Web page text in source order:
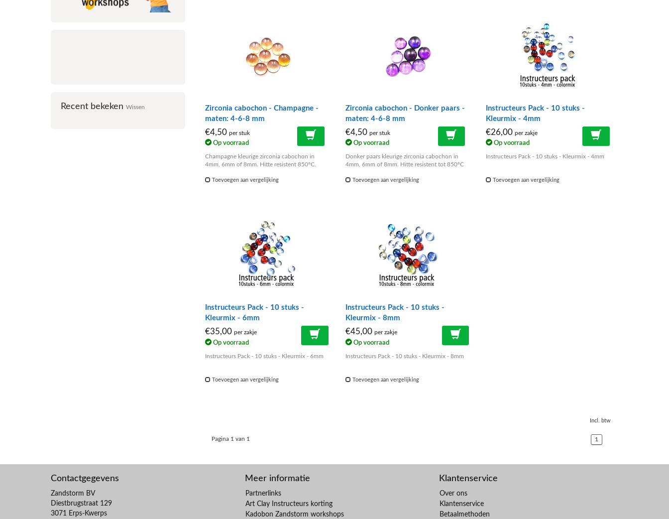
Recent bekeken Wissen
Zirconia cabochon - Champagne -
maten: 4-6-8 mm
€4,50 per stuk
Op voorraad
Champagne kleurige zirconia cabochon in
4mm, 6mm of 8mm. Hitte resistent 850°C.
Toevoegen aan vergelijking
Zirconia cabochon - Donker paars -
maten: 4-6-8 mm
€4,50 per stuk
Op voorraad
Donker paars kleurige zirconia cabochon in
4mm, 6mm of 8mm. Hitte resistent tot 850°C
Toevoegen aan vergelijking
Instructeurs Pack - 10 stuks -
Kleurmix - 4mm
€26,00per zakje
Op voorraad
Instructeurs Pack - 10 stuks - Kleurmix - 4mm
Toevoegen aan vergelijking
Instructeurs Pack - 10 stuks -
Kleurmix - 6mm
€35,00 per zakje
Op voorraad
Instructeurs Pack - 10 stuks - Kleurmix - 6mm
Toevoegen aan vergelijking
Instructeurs Pack - 10 stuks -
Kleurmix - 8mm
€45,00 per zakje
Op voorraad
Instructeurs Pack - 10 stuks - Kleurmix - 8mm
Toevoegen aan vergelijking
Incl. btw
Pagina 1 van 1 1
Contactgegevens
Zandstorm BV
Diestbrugstraat 129
3071 Erps-Kwerps
Meer informatie
Partnerlinks
Art Clay Instructeurs korting
Kadobon Zandstorm workshops
Klantenservice
Over ons
Klantenservice
Betaalmethoden